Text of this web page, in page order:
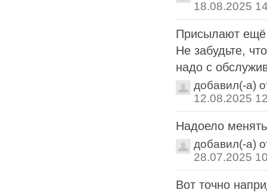
18.08.2025
Присылают ещё
Не забудьте,
надо с
добавил(-а)
12.08.2025
Надоело
добавил(-а)
28.07.2025
Вот точно